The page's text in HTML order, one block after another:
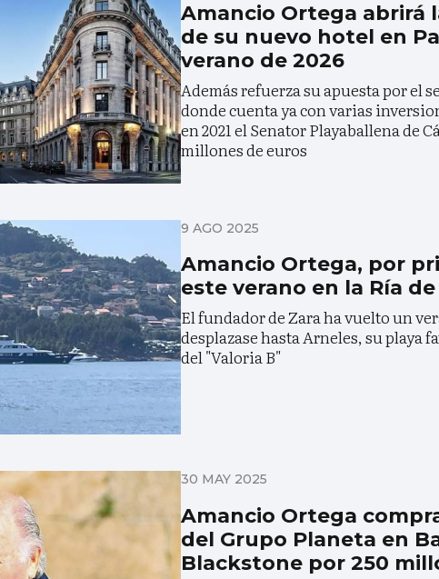
Amancio Ortega abrirá
de su nuevo hotel en
verano de 2026
Además refuerza su apuesta por el
donde cuenta ya con varias
en 2021 el Senator Playaballena de
millones de euros
9 AGO 2025
Amancio Ortega, por
este verano en la Ría
El fundador de Zara ha vuelto un
desplazase hasta Arneles, su playa
del "Valoria B"
30 MAY 2025
Amancio Ortega
del Grupo Planeta en
Blackstone por 250